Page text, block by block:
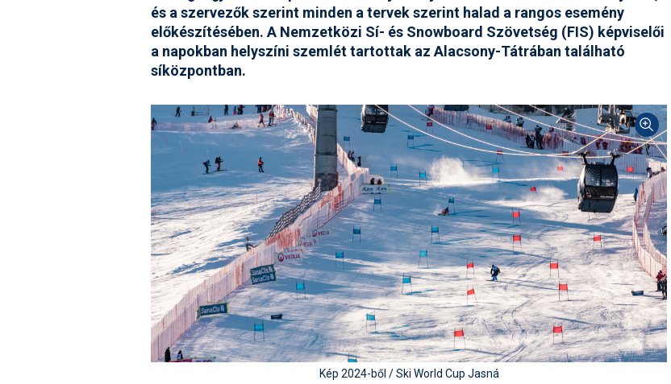
és a szervezők szerint minden a tervek szerint halad a rangos esemény
előkészítésében. A Nemzetközi Sí- és Snowboard Szövetség (FIS) képviselői
a napokban helyszíni szemlét tartottak az Alacsony-Tátrában található
síközpontban.
Kép 2024-ből / Ski World Cup Jasná